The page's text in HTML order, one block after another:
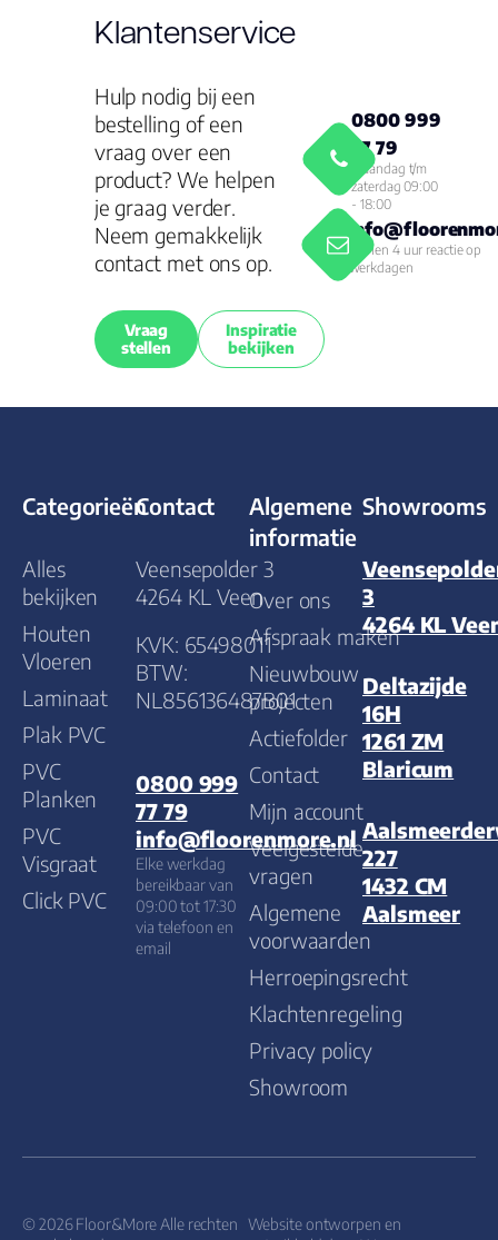
Klantenservice
Hulp nodig bij een
bestelling of een
vraag over een
product? We helpen
je graag verder.
Neem gemakkelijk
contact met ons op.
Vraag
stellen
Inspiratie
bekijken
0800 999
77 79
Maandag t/m
zaterdag 09:00
- 18:00
Binnen 4 uur reactie op
werkdagen
Categorieën
Alles
bekijken
Houten
Vloeren
Laminaat
Plak PVC
PVC
Planken
PVC
Visgraat
Click PVC
Contact
Veensepolder 3
4264 KL Veen
KVK: 65498011
BTW:
NL856136487B01
0800 999
77 79
info@floorenmore.nl
Elke werkdag
bereikbaar van
09:00 tot 17:30
via telefoon en
email
Algemene
informatie
Over ons
Afspraak maken
Nieuwbouw
projecten
Actiefolder
Contact
Mijn account
Veelgestelde
vragen
Algemene
voorwaarden
Herroepingsrecht
Klachtenregeling
Privacy policy
Showroom
Showrooms
3
4264 KL
Deltazijde
16H
1261 ZM
Blaricum
227
1432 CM
Aalsmeer
© 2026 Floor&More Alle rechten Website ontworpen en